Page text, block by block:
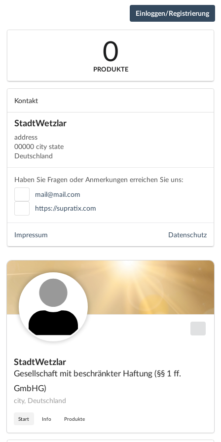
Einloggen/Registrierung
StadtWetzlar
Gesellschaft mit beschränkter Haftung (§§ 1 ff.
GmbHG)
city, Deutschland
Start Info Produkte
0
PRODUKTE
Kontakt
StadtWetzlar
address
00000 city state
Deutschland
Haben Sie Fragen oder Anmerkungen erreichen Sie uns:
mail@mail.com
https://supratix.com
Datenschutz
Impressum